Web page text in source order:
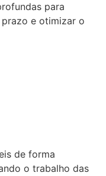
para
e otimizar o
de forma
o trabalho das